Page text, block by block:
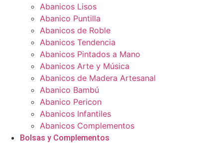
Abanicos Lisos
Abanico Puntilla
Abanicos de Roble
Abanicos Tendencia
Abanicos Pintados a Mano
Abanicos Arte y Música
Abanicos de Madera Artesanal
Abanico Bambú
Abanico Pericon
Abanicos Infantiles
Abanicos Complementos
Bolsas y Complementos